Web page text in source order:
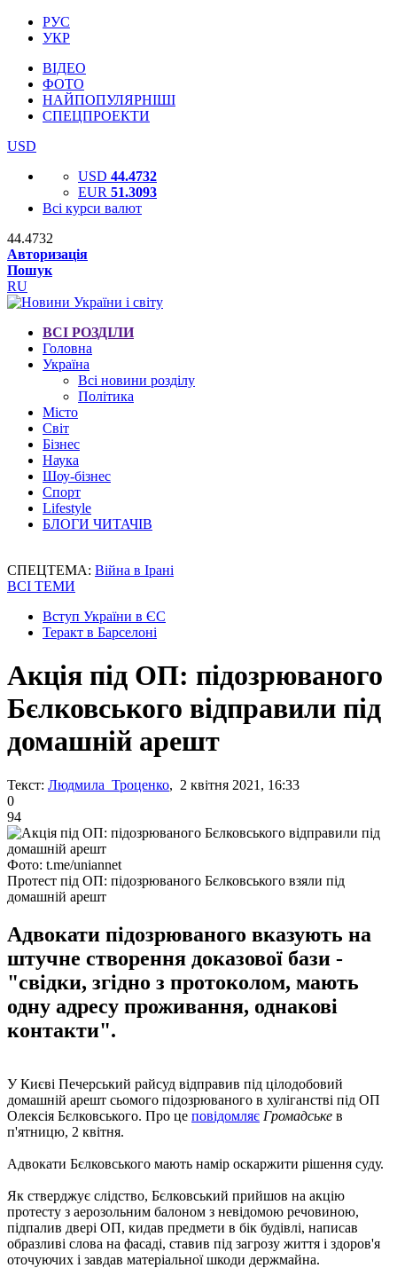
РУС
УКР
ВІДЕО
ФОТО
НАЙПОПУЛЯРНІШІ
СПЕЦПРОЕКТИ
USD
USD 44.4732
EUR 51.3093
Всі курси валют
44.4732
Авторизація
Пошук
RU
ВСІ РОЗДІЛИ
Головна
Україна
Всі новини розділу
Політика
Місто
Світ
Бізнес
Наука
Шоу-бізнес
Спорт
Lifestyle
БЛОГИ ЧИТАЧІВ
СПЕЦТЕМА: Війна в Ірані
ВСІ ТЕМИ
Вступ України в ЄС
Теракт в Барселоні
Акція під ОП: підозрюваного
Бєлковського відправили під
домашній арешт
Текст: Людмила Троценко, 2 квітня 2021, 16:33
0
94
Фото: t.me/uniannet
Протест під ОП: підозрюваного Бєлковського взяли під
домашній арешт
Адвокати підозрюваного вказують на
штучне створення доказової бази -
"свідки, згідно з протоколом, мають
одну адресу проживання, однакові
контакти".
У Києві Печерський райсуд відправив під цілодобовий
домашній арешт сьомого підозрюваного в хуліганстві під ОП
Олексія Бєлковського. Про це повідомляє Громадське в
п'ятницю, 2 квітня.
Адвокати Бєлковського мають намір оскаржити рішення суду.
Як стверджує слідство, Бєлковський прийшов на акцію
протесту з аерозольним балоном з невідомою речовиною,
підпалив двері ОП, кидав предмети в бік будівлі, написав
образливі слова на фасаді, ставив під загрозу життя і здоров'я
оточуючих і завдав матеріальної шкоди держмайна.